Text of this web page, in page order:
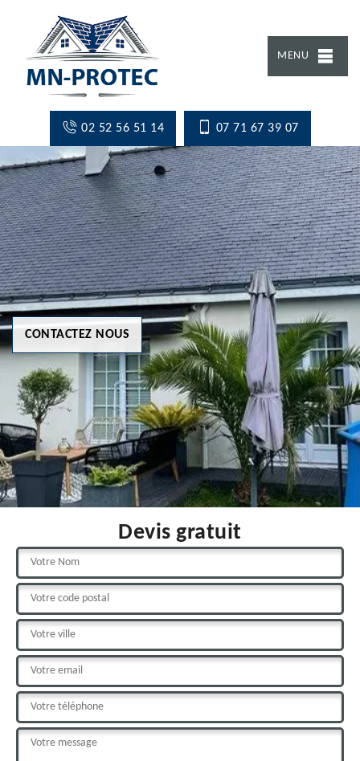
MENU
02 52 56 51 14 07 71 67 39 07
CONTACTEZ NOUS
Devis gratuit